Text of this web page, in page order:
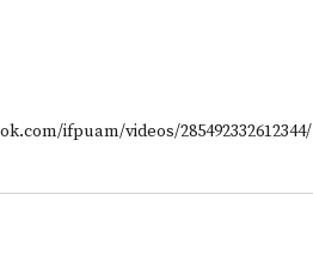
ifpuam/videos/285492332612344/